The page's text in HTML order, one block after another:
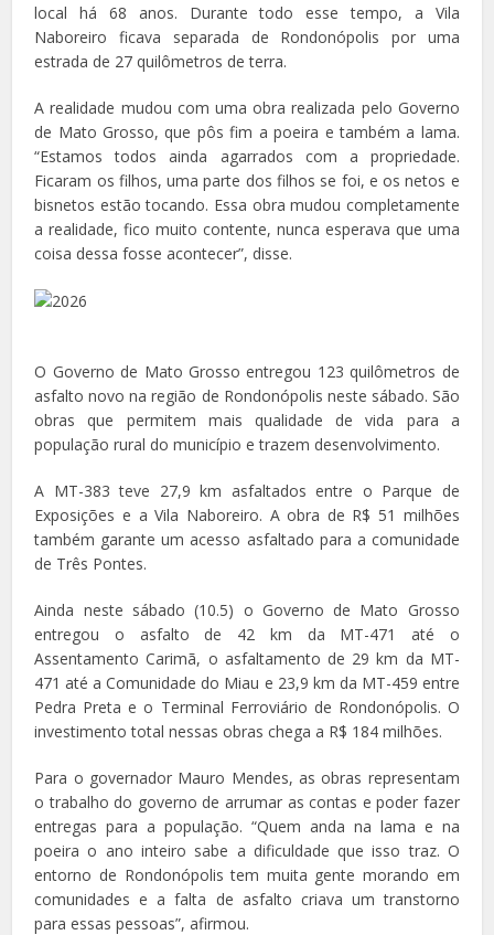
local há 68 anos. Durante todo esse tempo, a Vila
Naboreiro ficava separada de Rondonópolis por uma
estrada de 27 quilômetros de terra.
A realidade mudou com uma obra realizada pelo Governo
de Mato Grosso, que pôs fim a poeira e também a lama.
“Estamos todos ainda agarrados com a propriedade.
Ficaram os filhos, uma parte dos filhos se foi, e os netos e
bisnetos estão tocando. Essa obra mudou completamente
a realidade, fico muito contente, nunca esperava que uma
coisa dessa fosse acontecer”, disse.
O Governo de Mato Grosso entregou 123 quilômetros de
asfalto novo na região de Rondonópolis neste sábado. São
obras que permitem mais qualidade de vida para a
população rural do município e trazem desenvolvimento.
A MT-383 teve 27,9 km asfaltados entre o Parque de
Exposições e a Vila Naboreiro. A obra de R$ 51 milhões
também garante um acesso asfaltado para a comunidade
de Três Pontes.
Ainda neste sábado (10.5) o Governo de Mato Grosso
entregou o asfalto de 42 km da MT-471 até o
Assentamento Carimã, o asfaltamento de 29 km da MT-
471 até a Comunidade do Miau e 23,9 km da MT-459 entre
Pedra Preta e o Terminal Ferroviário de Rondonópolis. O
investimento total nessas obras chega a R$ 184 milhões.
Para o governador Mauro Mendes, as obras representam
o trabalho do governo de arrumar as contas e poder fazer
entregas para a população. “Quem anda na lama e na
poeira o ano inteiro sabe a dificuldade que isso traz. O
entorno de Rondonópolis tem muita gente morando em
comunidades e a falta de asfalto criava um transtorno
para essas pessoas”, afirmou.